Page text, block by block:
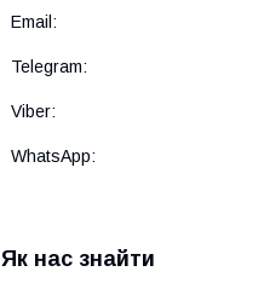
Як нас знайти